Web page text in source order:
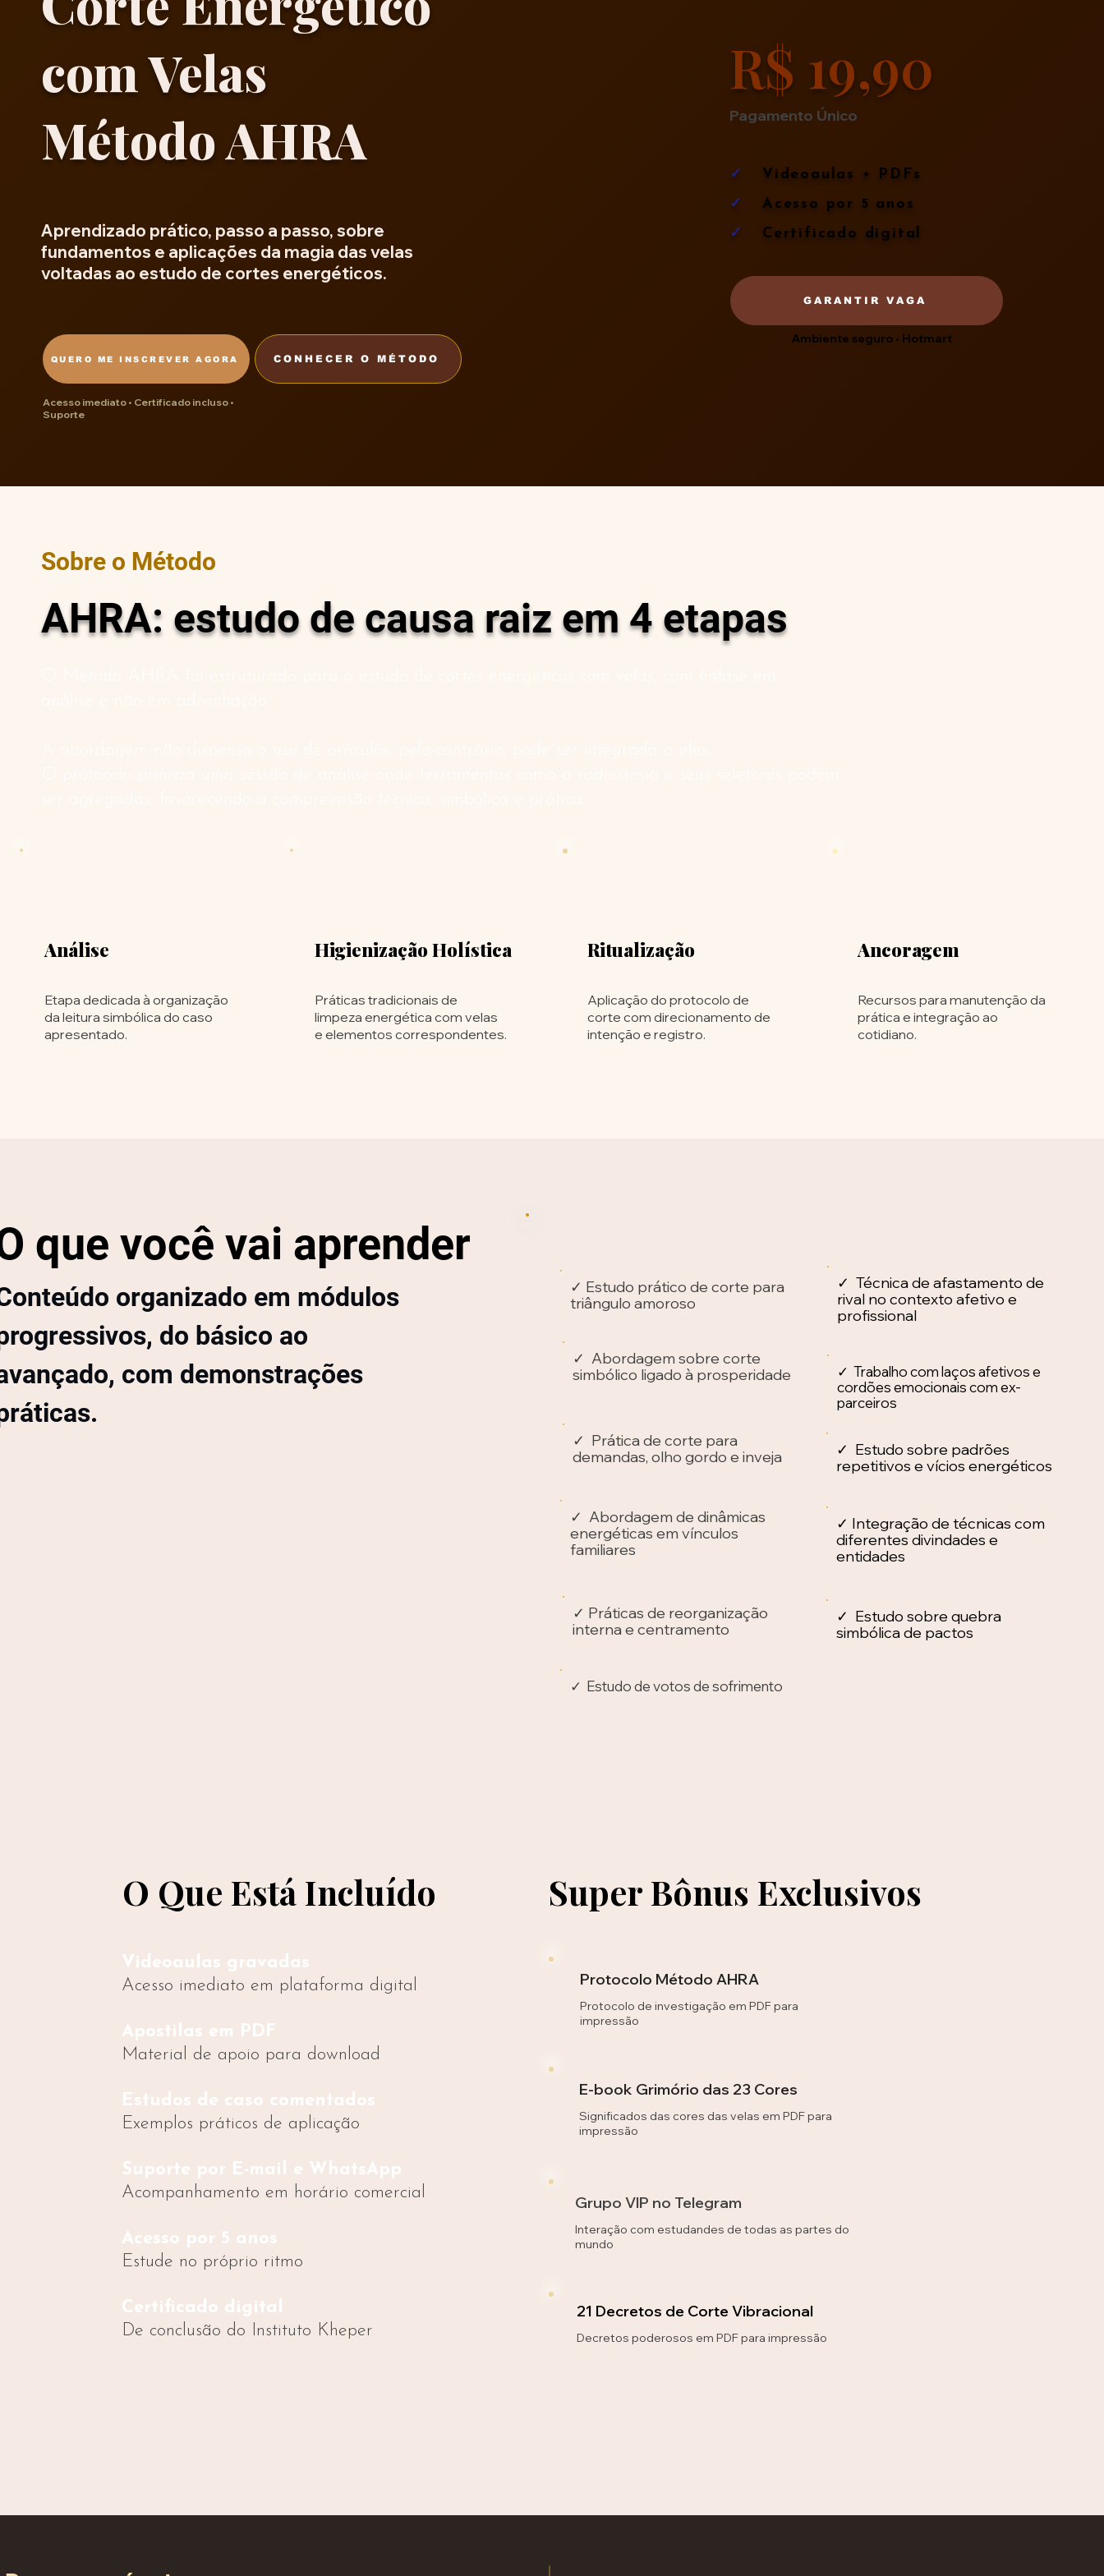
com Velas
Método AHRA
Aprendizado prático, passo a passo, sobre
fundamentos e aplicações da magia das velas
voltadas ao estudo de cortes energéticos.
QUERO ME INSCREVER AGORA CONHECER O MÉTODO
R$ 19,90
Pagamento Único
✓ Videoaulas + PDFs
✓ Acesso por 5 anos
✓ Certificado digital
GARANTIR VAGA
Ambiente seguro • Hotmart
Acesso imediato • Certificado incluso •
Suporte
Sobre o Método
AHRA: estudo de causa raiz em 4 etapas
Análise
Etapa dedicada à organização
da leitura simbólica do caso
apresentado.
Higienização Holística
Práticas tradicionais de
limpeza energética com velas
e elementos correspondentes.
Ritualização
Aplicação do protocolo de
corte com direcionamento de
intenção e registro.
Ancoragem
Recursos para manutenção da
prática e integração ao
cotidiano.
que você vai aprender
organizado em módulos
do básico ao
com demonstrações
✓ Técnica de afastamento de
rival no contexto afetivo e
profissional
✓ Trabalho com laços afetivos e
cordões emocionais com ex-
parceiros
✓ Estudo sobre padrões
repetitivos e vícios energéticos
✓ Integração de técnicas com
diferentes divindades e
entidades
✓ Estudo sobre quebra
simbólica de pactos
✓ Estudo prático de corte para
triângulo amoroso
✓ Abordagem sobre corte
simbólico ligado à prosperidade
✓ Prática de corte para
demandas, olho gordo e inveja
✓ Abordagem de dinâmicas
energéticas em vínculos
familiares
✓ Práticas de reorganização
interna e centramento
✓ Estudo de votos de sofrimento
O Que Está Incluído Super Bônus Exclusivos
Videoaulas gravadas
Acesso imediato em plataforma digital
Apostilas em PDF
Material de apoio para download
Estudos de caso comentados
Exemplos práticos de aplicação
Suporte por E-mail e WhatsApp
Acompanhamento em horário comercial
Acesso por 5 anos
Estude no próprio ritmo
Certificado digital
De conclusão do Instituto Kheper
Protocolo Método AHRA
Protocolo de investigação em PDF para
impressão
E-book Grimório das 23 Cores
Significados das cores das velas em PDF para
impressão
Grupo VIP no Telegram
Interação com estudandes de todas as partes do
mundo
21 Decretos de Corte Vibracional
Decretos poderosos em PDF para impressão